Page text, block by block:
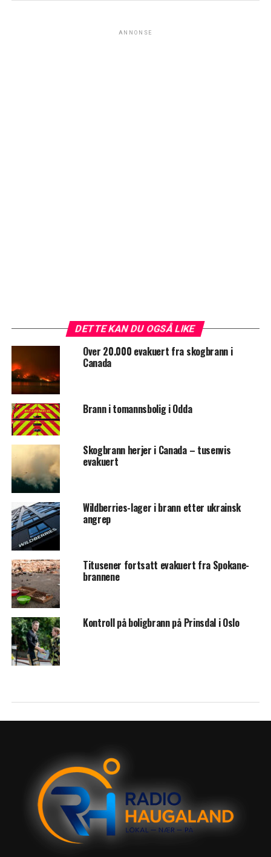
ANNONSE
DETTE KAN DU OGSÅ LIKE
Over 20.000 evakuert fra skogbrann i
Canada
Brann i tomannsbolig i Odda
Skogbrann herjer i Canada – tusenvis
evakuert
Wildberries-lager i brann etter ukrainsk
angrep
Titusener fortsatt evakuert fra Spokane-
brannene
Kontroll på boligbrann på Prinsdal i Oslo